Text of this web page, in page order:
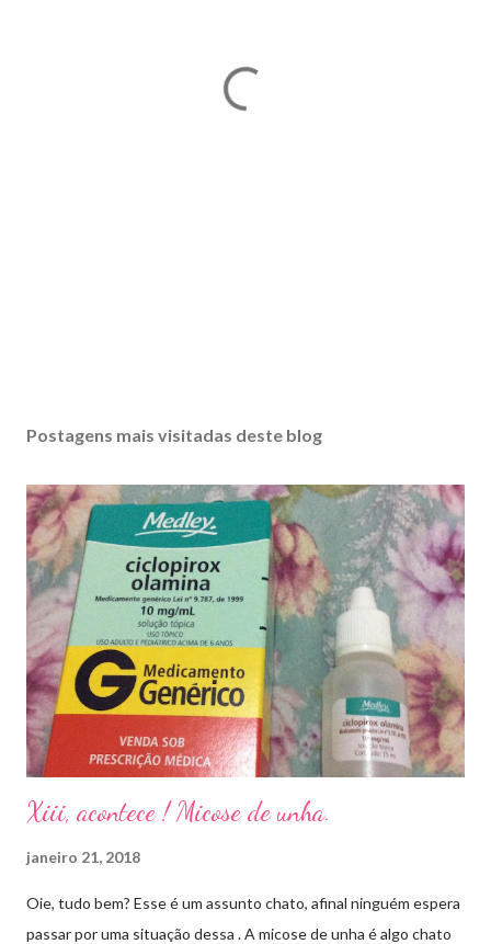
Postagens mais visitadas deste blog
Xiii, acontece ! Micose de unha.
janeiro 21, 2018
Oie, tudo bem? Esse é um assunto chato, afinal ninguém espera
passar por uma situação dessa . A micose de unha é algo chato